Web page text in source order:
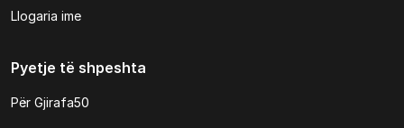
Llogaria ime
Pyetje të shpeshta
Për Gjirafa50